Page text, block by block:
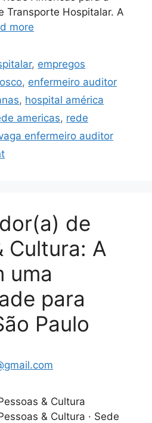
Transporte Hospitalar. A
more
, empregos
, enfermeiro auditor
, hospital américa
americas, rede
enfermeiro auditor
de
Cultura: A
uma
para
Paulo
& Cultura
& Cultura · Sede